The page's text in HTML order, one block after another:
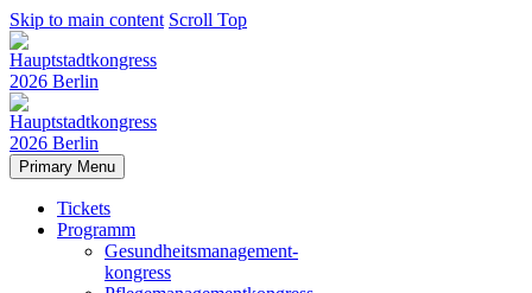
Skip to main content Scroll Top
Primary Menu
Tickets
Programm
Gesundheitsmanagement-
kongress